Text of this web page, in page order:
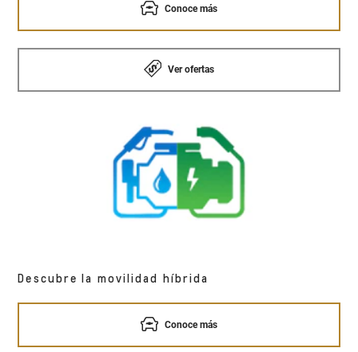
Conoce más
Ver ofertas
Descubre la movilidad híbrida
Conoce más